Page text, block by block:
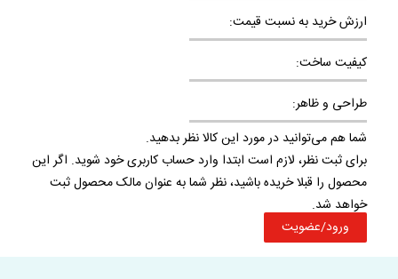
ارزش خرید به نسبت قیمت:
کیفیت ساخت:
طراحی و ظاهر:
شما هم می‌توانید در مورد این کالا نظر بدهید.
برای ثبت نظر، لازم است ابتدا وارد حساب کاربری خود شوید. اگر این
محصول را قبلا خریده باشید، نظر شما به عنوان مالک محصول ثبت
خواهد شد.
ورود/عضویت